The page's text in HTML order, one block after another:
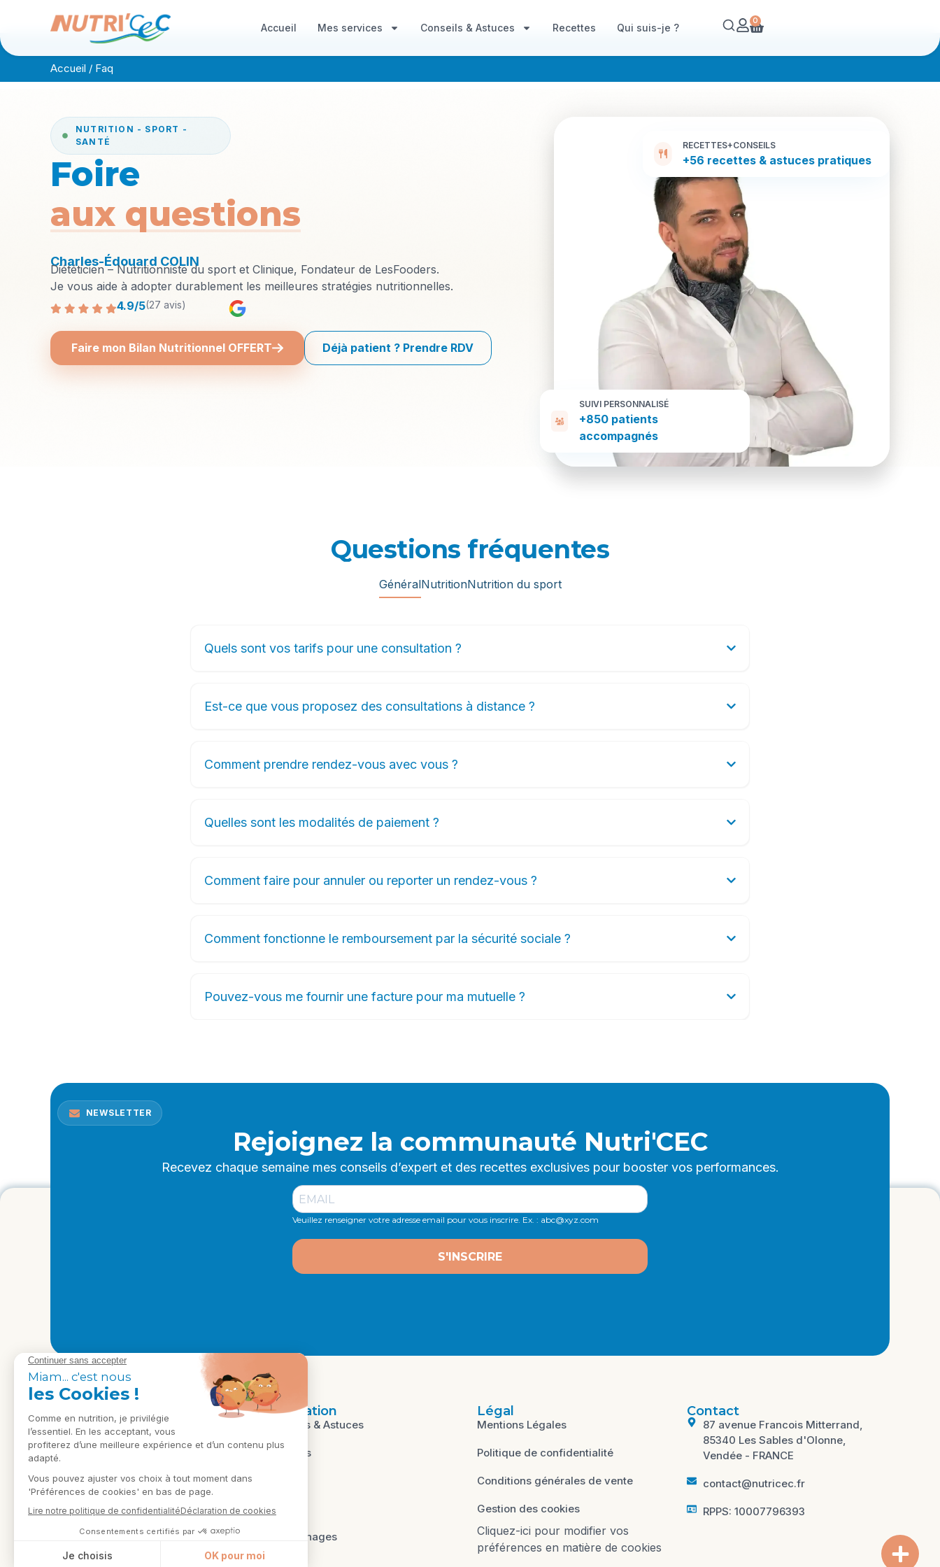
Accueil Mes services Conseils & Astuces Recettes Qui suis-je ?
0
Accueil / Faq
NUTRITION - SPORT -
SANTÉ
Foire
aux questions
Charles-Édouard COLIN
Diététicien – Nutritionniste du sport et Clinique, Fondateur de LesFooders.
Je vous aide à adopter durablement les meilleures stratégies nutritionnelles.
4.9/5(27 avis)
Faire mon Bilan Nutritionnel OFFERT Déjà patient ? Prendre RDV
RECETTES+CONSEILS
+56 recettes & astuces pratiques
SUIVI PERSONNALISÉ
+850 patients
accompagnés
Questions fréquentes
GénéralNutritionNutrition du sport
Quels sont vos tarifs pour une consultation ?
Est-ce que vous proposez des consultations à distance ?
Comment prendre rendez-vous avec vous ?
Quelles sont les modalités de paiement ?
Comment faire pour annuler ou reporter un rendez-vous ?
Comment fonctionne le remboursement par la sécurité sociale ?
Pouvez-vous me fournir une facture pour ma mutuelle ?
NEWSLETTER
Rejoignez la communauté Nutri'CEC
Recevez chaque semaine mes conseils d’expert et des recettes exclusives pour booster vos performances.
Veuillez renseigner votre adresse email pour vous inscrire. Ex. : abc@xyz.com
S'INSCRIRE
Expertise scientifique et
accompagnement humain pour
votre performance et votre santé.
Navigation
Conseils & Astuces
Recettes
FAQ
Témoignages
Légal
Mentions Légales
Politique de confidentialité
Conditions générales de vente
Gestion des cookies
Cliquez-ici pour modifier vos
préférences en matière de cookies
Contact
87 avenue Francois Mitterrand,
85340 Les Sables d'Olonne,
Vendée - FRANCE
contact@nutricec.fr
RPPS: 10007796393